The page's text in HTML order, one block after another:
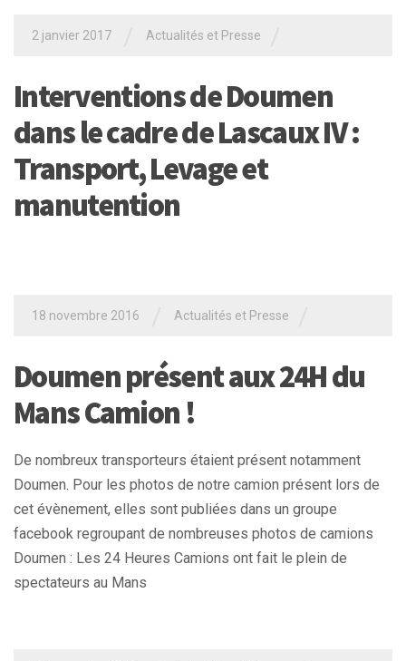
2 janvier 2017 Actualités et Presse
Interventions de Doumen
dans le cadre de Lascaux IV :
Transport, Levage et
manutention
18 novembre 2016 Actualités et Presse
Doumen présent aux 24H du
Mans Camion !
De nombreux transporteurs étaient présent notamment
Doumen. Pour les photos de notre camion présent lors de
cet évènement, elles sont publiées dans un groupe
facebook regroupant de nombreuses photos de camions
Doumen : Les 24 Heures Camions ont fait le plein de
spectateurs au Mans